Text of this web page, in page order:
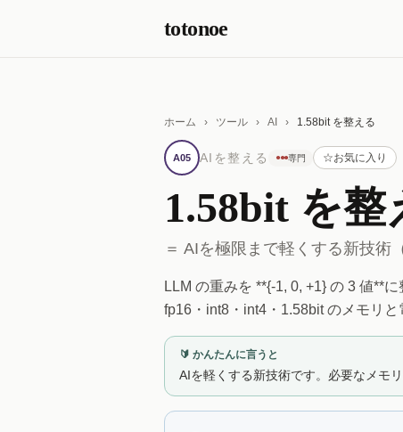
totonoe
ホーム › ツール › AI › 1.58bit を整える
A05 AIを整える ●●●専門 ☆お気に入り
1.58bit を整
＝ AIを極限まで軽くする新技術
LLM の重みを **{-1, 0, +1} の 3 値**
fp16・int8・int4・1.58bit のメモリと
🔰 かんたんに言うと
AIを軽くする新技術です。必要なメモ